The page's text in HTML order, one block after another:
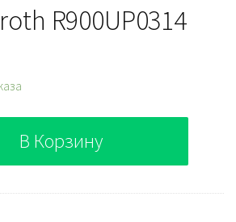
R900UP0314
В Корзину